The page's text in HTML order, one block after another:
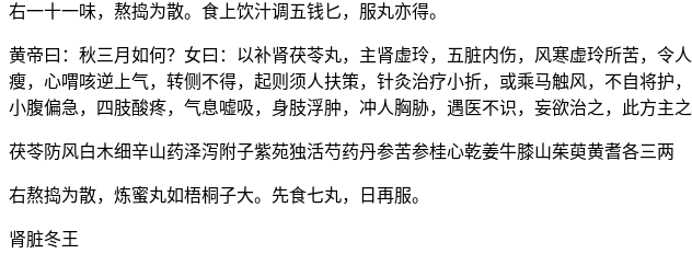
右一十一味，熬捣为散。食上饮汁调五钱匕，服丸亦得。
黄帝曰：秋三月如何？女曰：以补肾茯苓丸，主肾虚玲，五脏内伤，风寒虚玲所苦，
瘦，心喟咳逆上气，转侧不得，起则须人扶策，针灸治疗小折，或乘马触风，不自将护
小腹偏急，四肢酸疼，气息嘘吸，身肢浮肿，冲人胸胁，遇医不识，妄欲治之，此方主之
茯苓防风白木细辛山药泽泻附子紫苑独活芍药丹参苦参桂心乾姜牛膝山茱萸黄耆各三两
右熬捣为散，炼蜜丸如梧桐子大。先食七丸，日再服。
肾脏冬王